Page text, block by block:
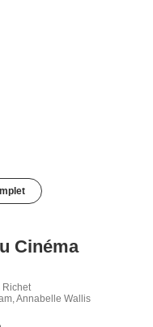
Cinéma
Richet
Annabelle Wallis